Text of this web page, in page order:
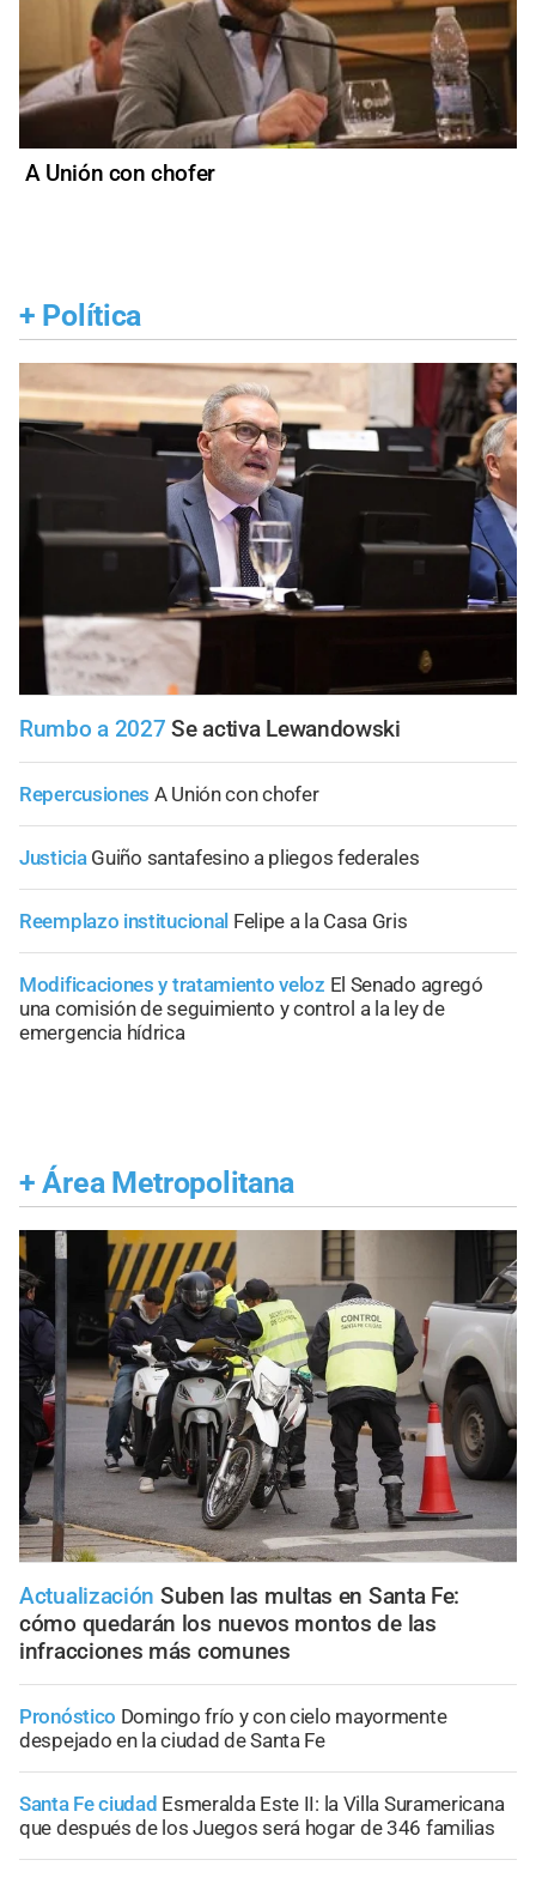
A Unión con chofer
+ Política
Rumbo a 2027 Se activa Lewandowski
Repercusiones A Unión con chofer
Justicia Guiño santafesino a pliegos federales
Reemplazo institucional Felipe a la Casa Gris
Modificaciones y tratamiento veloz El Senado agregó
una comisión de seguimiento y control a la ley de
emergencia hídrica
+ Área Metropolitana
Actualización Suben las multas en Santa Fe:
cómo quedarán los nuevos montos de las
infracciones más comunes
Pronóstico Domingo frío y con cielo mayormente
despejado en la ciudad de Santa Fe
Santa Fe ciudad Esmeralda Este II: la Villa Suramericana
que después de los Juegos será hogar de 346 familias